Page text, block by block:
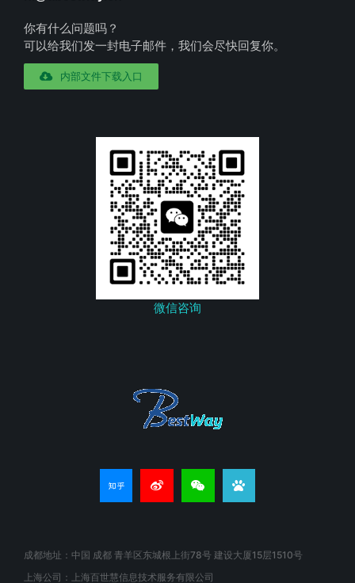
你有什么问题吗？
可以给我们发一封电子邮件，我们会尽快回复你。
内部文件下载入口
微信咨询
成都地址：中国 成都 青羊区东城根上街78号 建设大厦15层1510号
上海公司：上海百世慧信息技术服务有限公司